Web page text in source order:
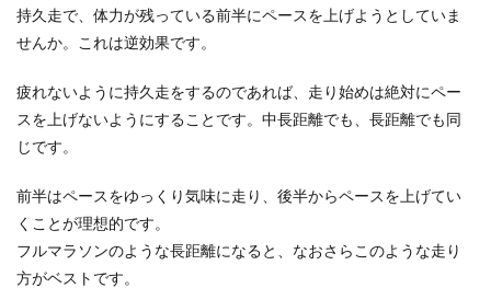
法で大切なことはトスです！
ますが、中でも一番習得するのが難しいものがジ
ャンプサーブ...
サッカーが上手くなる方法を紹介！し
持久走で、体力が残っている前半にペースを上げようとしていま
せんか。これは逆効果です。
疲れないように持久走をするのであれば、走り始めは絶対にペー
スを上げないようにすることです。中長距離でも、長距離でも同
じです。
前半はペースをゆっくり気味に走り、後半からペースを上げてい
くことが理想的です。
フルマラソンのような長距離になると、なおさらこのような走り
方がベストです。